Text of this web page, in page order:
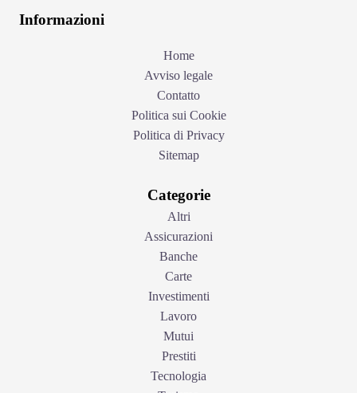
Informazioni
Home
Avviso legale
Contatto
Politica sui Cookie
Politica di Privacy
Sitemap
Categorie
Altri
Assicurazioni
Banche
Carte
Investimenti
Lavoro
Mutui
Prestiti
Tecnologia